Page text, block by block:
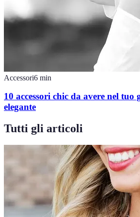
Accessori6 min
10 accessori chic da avere nel tuo
elegante
Tutti gli articoli